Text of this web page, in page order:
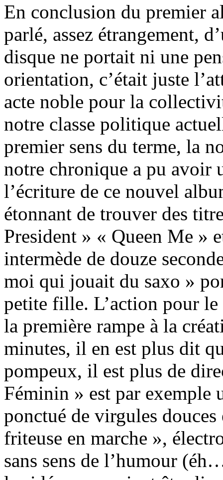
En conclusion du premier
parlé, assez étrangement,
disque ne portait ni une
orientation, c’était juste
acte noble pour la
notre classe politique
premier sens du terme, la
notre chronique a pu avoir
l’écriture de ce nouvel
étonnant de trouver des
President » « Queen Me
intermède de douze
moi qui jouait du saxo »
petite fille. L’action pour
la première rampe à la
minutes, il en est plus dit
pompeux, il est plus de
Féminin » est par exemple
ponctué de virgules
friteuse en marche »,
sans sens de l’humour